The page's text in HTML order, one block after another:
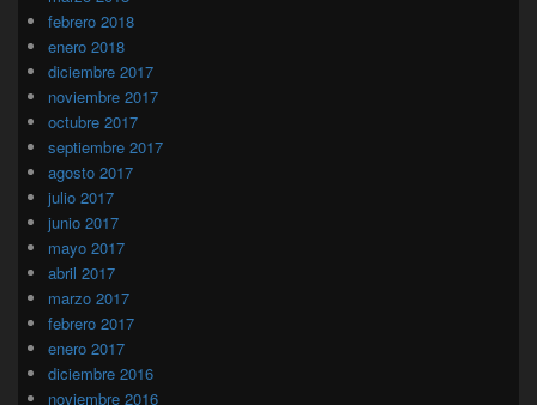
febrero 2018
enero 2018
diciembre 2017
noviembre 2017
octubre 2017
septiembre 2017
agosto 2017
julio 2017
junio 2017
mayo 2017
abril 2017
marzo 2017
febrero 2017
enero 2017
diciembre 2016
noviembre 2016